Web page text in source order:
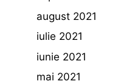
august 2021
iulie 2021
iunie 2021
mai 2021